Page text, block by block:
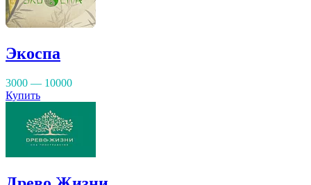
Экоспа
3000 — 10000
Купить